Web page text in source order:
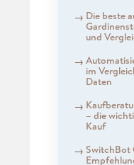
Die beste
und
im
Daten
– die
Kauf
SwitchBot